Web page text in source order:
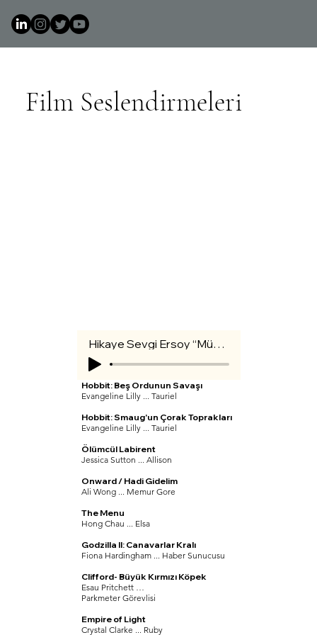
Film Seslendirmeleri
Hikaye Sevgi Ersoy “Mücadele”
Hobbit: Beş Ordunun Savaşı
Evangeline Lilly ... Tauriel
Hobbit: Smaug'un Çorak Toprakları
Evangeline Lilly ... Tauriel
Ölümcül Labirent
Jessica Sutton ... Allison
Onward / Hadi Gidelim
Ali Wong ... Memur Gore
The Menu
Hong Chau ... Elsa
Godzilla II: Canavarlar Kralı
Fiona Hardingham ... Haber Sunucusu
Clifford- Büyük Kırmızı Köpek
Esau Pritchett …
Parkmeter Görevlisi
Empire of Light
Crystal Clarke ... Ruby